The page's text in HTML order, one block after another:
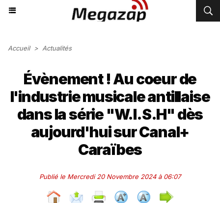
Accueil > Actualités
Évènement ! Au coeur de
l'industrie musicale antillaise
dans la série "W.I.S.H" dès
aujourd'hui sur Canal+
Caraïbes
Publié le Mercredi 20 Novembre 2024 à 06:07